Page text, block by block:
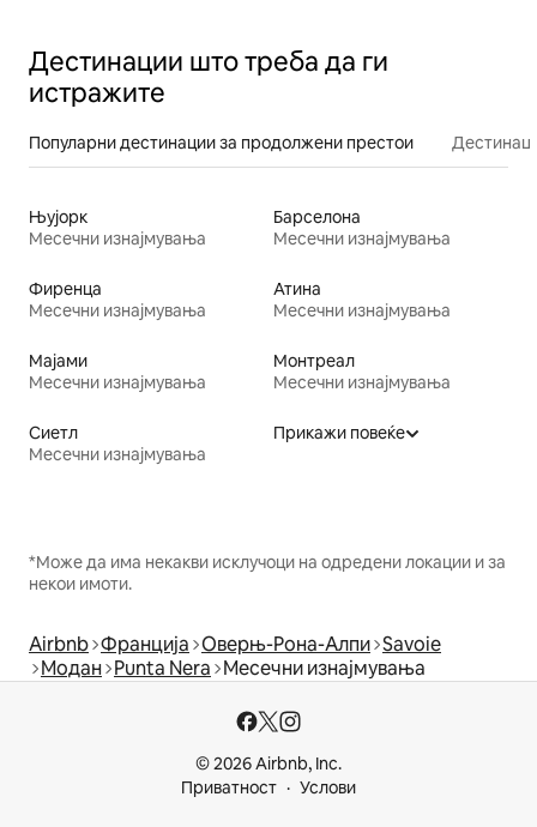
Дестинации што треба да ги
истражите
Популарни дестинации за продолжени престои
Њујорк
Месечни изнајмувања
Барселона
Месечни изнајмувања
Фиренца
Месечни изнајмувања
Атина
Месечни изнајмувања
Мајами
Месечни изнајмувања
Монтреал
Месечни изнајмувања
Сиетл
Месечни изнајмувања
Прикажи повеќе
*Може да има некакви исклучоци на одредени локации и за
некои имоти.
Airbnb Франција Оверњ-Рона-Алпи Savoie
Модан Punta Nera Месечни изнајмувања
© 2026 Airbnb, Inc.
Приватност
Услови